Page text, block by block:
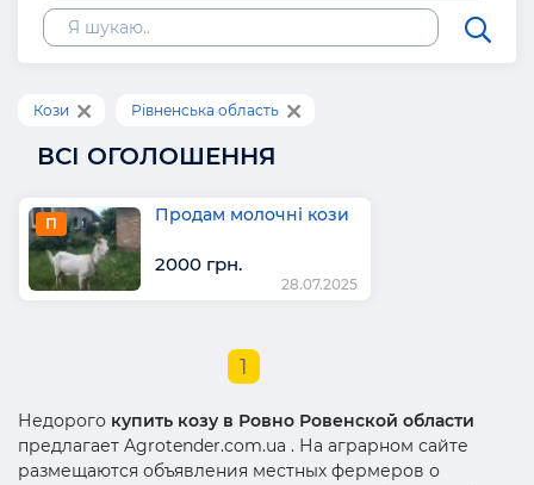
Кози Рівненська область
ВСІ ОГОЛОШЕННЯ
П Продам молочні кози
2000 грн.
28.07.2025
1
Недорого купить козу в Ровно Ровенской области
предлагает Agrotender.com.ua . На аграрном сайте
размещаются объявления местных фермеров о